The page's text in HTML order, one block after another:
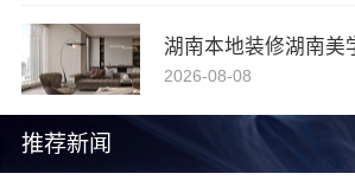
推荐新闻
湖南本地装修湖南美
2026-08-08